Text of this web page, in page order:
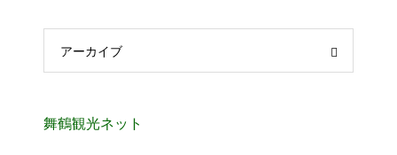
アーカイブ
舞鶴観光ネット